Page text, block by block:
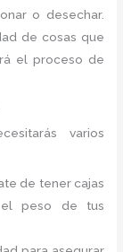
o desechar.
de cosas que
el proceso de
varios
de tener cajas
el peso de tus